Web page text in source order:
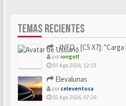
TEMAS RECIENTES
- INFO - [C5 X7]: "Carga
poriongolf
03 Ago 2026, 12:33
Elevalunas
porceleventosa
02 Ago 2026, 07:26